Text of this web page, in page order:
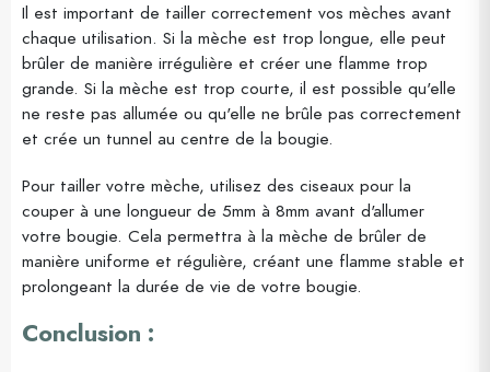
Il est important de tailler correctement vos mèches avant
chaque utilisation. Si la mèche est trop longue, elle peut
brûler de manière irrégulière et créer une flamme trop
grande. Si la mèche est trop courte, il est possible qu'elle
ne reste pas allumée ou qu'elle ne brûle pas correctement
et crée un tunnel au centre de la bougie.
Pour tailler votre mèche, utilisez des ciseaux pour la
couper à une longueur de 5mm à 8mm avant d'allumer
votre bougie. Cela permettra à la mèche de brûler de
manière uniforme et régulière, créant une flamme stable et
prolongeant la durée de vie de votre bougie.
Conclusion :